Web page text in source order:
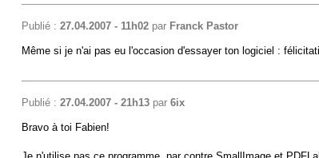
Publié : 27.04.2007 - 11h02par Franck Pastor
Même si je n'ai pas eu l'occasion d'essayer ton logiciel :
Publié : 27.04.2007 - 21h13par 6ix
Bravo à toi Fabien!